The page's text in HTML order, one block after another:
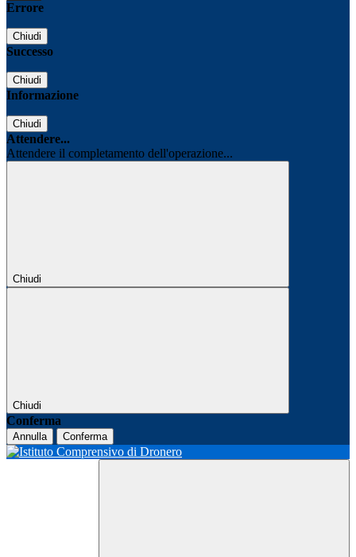
Errore
Chiudi
Successo
Chiudi
Informazione
Chiudi
Attendere...
Attendere il completamento dell'operazione...
Chiudi
Chiudi
Conferma
Annulla Conferma